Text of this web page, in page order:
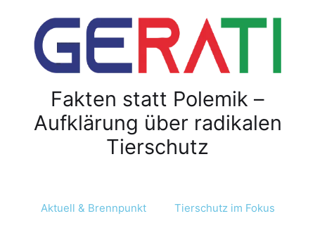
Fakten statt Polemik –
Aufklärung über radikalen
Tierschutz
Aktuell & Brennpunkt Tierschutz im Fokus